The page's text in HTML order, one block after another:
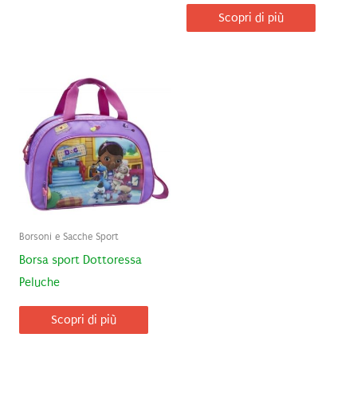
Scopri di più
Borsoni e Sacche Sport
Borsa sport Dottoressa
Peluche
Scopri di più